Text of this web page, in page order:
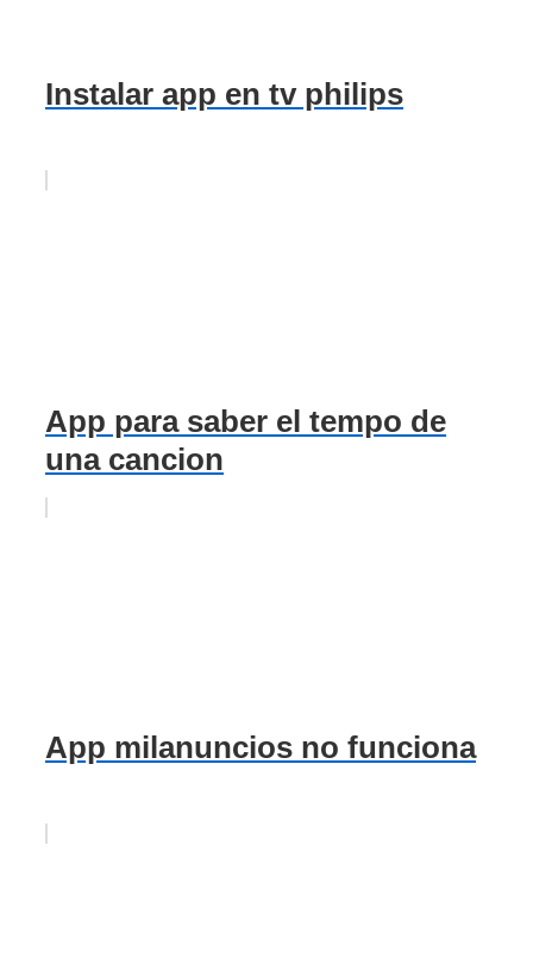
Instalar app en tv philips
App para saber el tempo de
una cancion
App milanuncios no funciona